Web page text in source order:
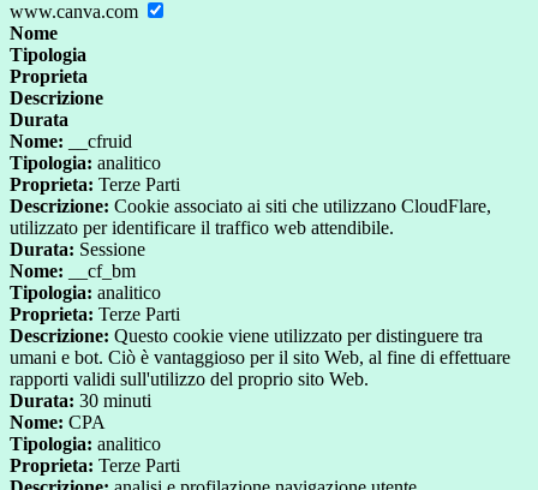
www.canva.com
Nome
Tipologia
Proprieta
Descrizione
Durata
Nome: __cfruid
Tipologia: analitico
Proprieta: Terze Parti
Descrizione: Cookie associato ai siti che utilizzano CloudFlare,
utilizzato per identificare il traffico web attendibile.
Durata: Sessione
Nome: __cf_bm
Tipologia: analitico
Proprieta: Terze Parti
Descrizione: Questo cookie viene utilizzato per distinguere tra
umani e bot. Ciò è vantaggioso per il sito Web, al fine di effettuare
rapporti validi sull'utilizzo del proprio sito Web.
Durata: 30 minuti
Nome: CPA
Tipologia: analitico
Proprieta: Terze Parti